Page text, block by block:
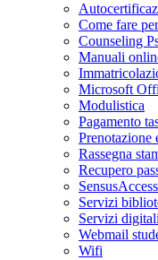
Come fare
Counseling
Manuali
Microsoft
Modulistica
Pagamento
Prenotazione
Rassegna
Recupero
SensusAccess
Servizi
Servizi
Webmail
Wifi